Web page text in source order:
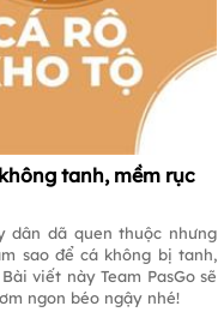
tanh, mềm rục
dân dã quen thuộc nhưng
sao để cá không bị tanh,
viết này Team PasGo sẽ
ngon béo ngậy nhé!